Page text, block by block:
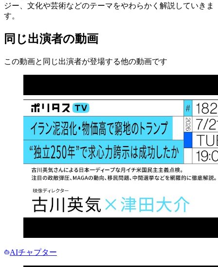
ジー、文化や芸術などのテーマをやわらかく解説していきま
す。
同じ出演者の動画
この動画と同じ出演者が登場する他の動画です
AIチャプター